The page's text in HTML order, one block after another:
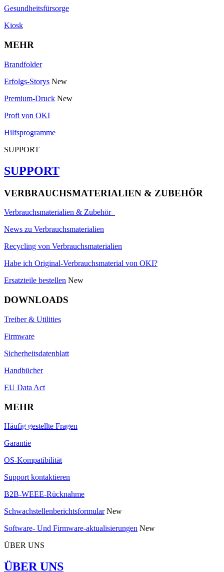
Gesundheitsfürsorge
Kiosk
MEHR
Brandfolder
Erfolgs-Storys New
Premium-Druck New
Profi von OKI
Hilfsprogramme
SUPPORT
SUPPORT
VERBRAUCHSMATERIALIEN & ZUBEHÖR
Verbrauchsmaterialien & Zubehör
News zu Verbrauchsmaterialien
Recycling von Verbrauchsmaterialien
Habe ich Original-Verbrauchsmaterial von OKI?
Ersatzteile bestellen New
DOWNLOADS
Treiber & Utilities
Firmware
Sicherheitsdatenblatt
Handbücher
EU Data Act
MEHR
Häufig gestellte Fragen
Garantie
OS-Kompatibilität
Support kontaktieren
B2B-WEEE-Rücknahme
Schwachstellenberichtsformular New
Software- Und Firmware-aktualisierungen New
ÜBER UNS
ÜBER UNS